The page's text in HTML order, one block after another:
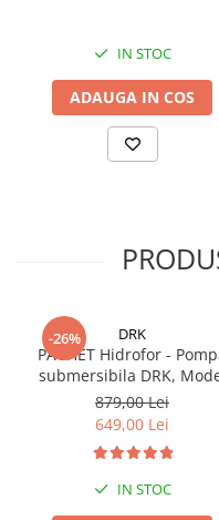
IN STOC
ADAUGA IN COS
-26% DRK
PACHET Hidrofor -
submersibila DRK,
4STM4-8, putere 1.8 kW,
debit 5m3/h, 8 turbine +
Presostat electronic DRK,
Model PC-58, 1kW, 220 V,
Bar
879,00 Lei
649,00 Lei
IN STOC